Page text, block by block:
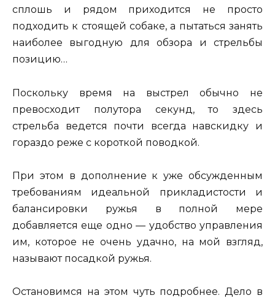
сплошь и рядом приходится не просто
подходить к стоящей собаке, а пытаться занять
наиболее выгодную для обзора и стрельбы
позицию…
Поскольку время на выстрел обычно не
превосходит полутора секунд, то здесь
стрельба ведется почти всегда навскидку и
гораздо реже с короткой поводкой.
При этом в дополнение к уже обсужденным
требованиям идеальной прикладистости и
балансировки ружья в полной мере
добавляется еще одно — удобство управления
им, которое не очень удачно, на мой взгляд,
называют посадкой ружья.
Остановимся на этом чуть подробнее. Дело в